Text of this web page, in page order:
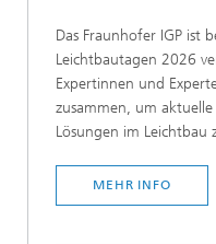
Das Fraunhofer IGP ist
Leichtbautagen 2026
Expertinnen und
zusammen, um
Lösungen im Leichtbau
MEHR INFO